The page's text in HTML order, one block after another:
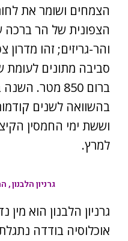
הצמחים ושומר את
הצפונית של הר
והר-גריזים; זהו
סביבה מתונים
בהשוואה לשנים
למרץ.
גרניון
גרניון הלבנון הוא
אוכלוסיה בודדה